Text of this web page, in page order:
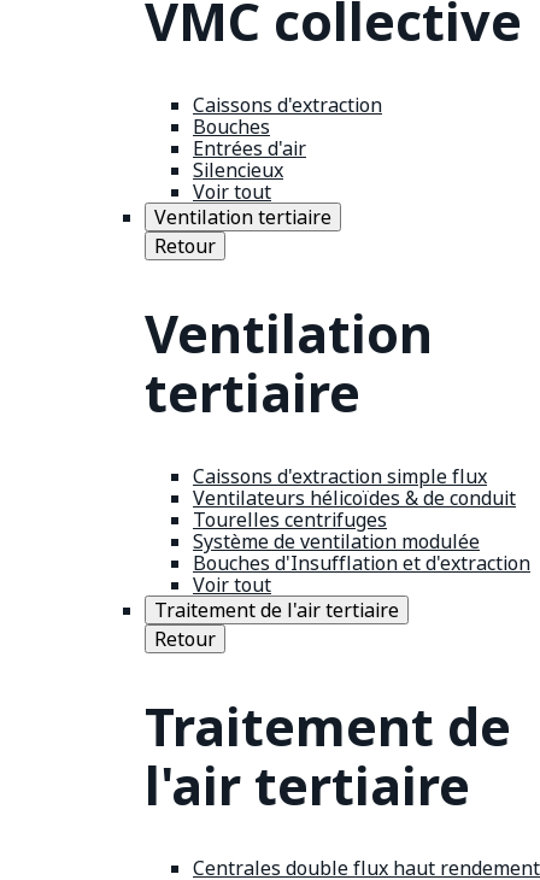
VMC collective
Caissons d'extraction
Bouches
Entrées d'air
Silencieux
Voir tout
Ventilation tertiaire
Retour
Ventilation
tertiaire
Caissons d'extraction simple flux
Ventilateurs hélicoïdes & de conduit
Tourelles centrifuges
Système de ventilation modulée
Bouches d'Insufflation et d'extraction
Voir tout
Traitement de l'air tertiaire
Retour
Traitement de
l'air tertiaire
Centrales double flux haut rendement